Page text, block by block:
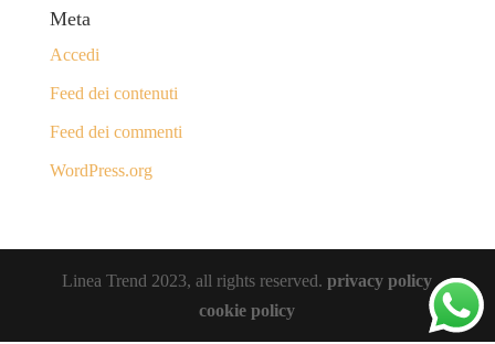
Meta
Accedi
Feed dei contenuti
Feed dei commenti
WordPress.org
Linea Trend 2023, all rights reserved.privacy policy
cookie policy